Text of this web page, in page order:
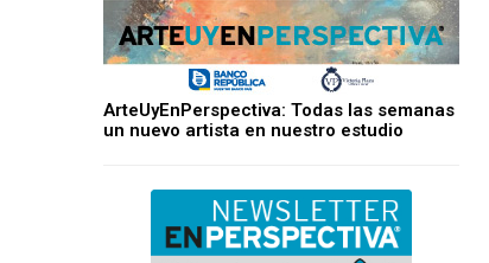
ArteUyEnPerspectiva: Todas las semanas
un nuevo artista en nuestro estudio